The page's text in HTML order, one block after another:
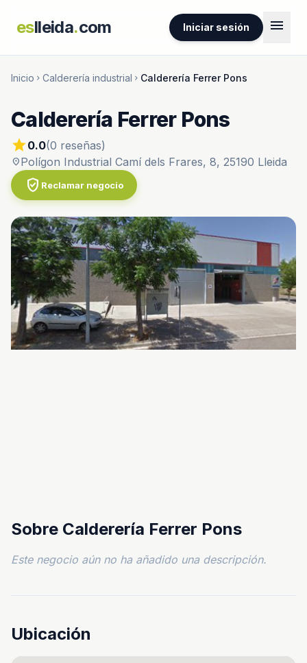
eslleida.com Iniciar sesión menu
Inicio chevron_right Calderería industrial chevron_right Calderería Ferrer Pons
Calderería Ferrer Pons
star0.0(0 reseñas)
location_onPolígon Industrial Camí dels Frares, 8, 25190 Lleida
verified_user Reclamar negocio
Sobre Calderería Ferrer Pons
Este negocio aún no ha añadido una descripción.
Ubicación